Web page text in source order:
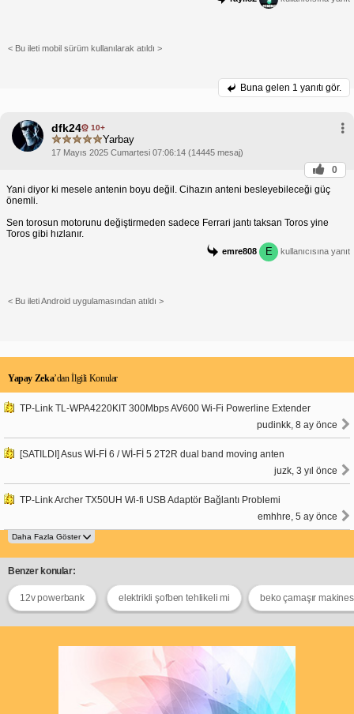
< Bu ileti mobil sürüm kullanılarak atıldı >
Buna gelen 1 yanıtı gör.
dfk24 10+
Yarbay
17 Mayıs 2025 Cumartesi 07:06:14 (14445 mesaj)
0
Yani diyor ki mesele antenin boyu değil. Cihazın anteni besleyebileceği güç
önemli.
Sen torosun motorunu değiştirmeden sadece Ferrari jantı taksan Toros yine
Toros gibi hızlanır.
emre808 E kullanıcısına yanıt
< Bu ileti Android uygulamasından atıldı >
Yapay Zeka’dan İlgili Konular
TP-Link TL-WPA4220KIT 300Mbps AV600 Wi-Fi Powerline Extender
pudinkk, 8 ay önce
[SATILDI] Asus Wİ-Fİ 6 / Wİ-Fİ 5 2T2R dual band moving anten
juzk, 3 yıl önce
TP-Link Archer TX50UH Wi-fi USB Adaptör Bağlantı Problemi
emhhre, 5 ay önce
Benzer konular:
12v powerbank elektrikli şofben tehlikeli mi beko çamaşır